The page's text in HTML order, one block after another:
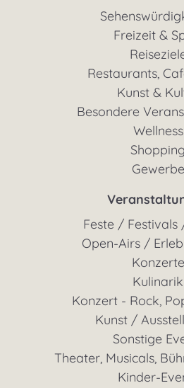
Freizeit &
Restaurants,
Kunst &
Besondere
Wellness
Shopping
Gewerbe
Feste /
Open-Airs /
Konzerte
Kulinarik
Konzert - Rock,
Kunst /
Sonstige
Theater, Musicals,
Kinder-